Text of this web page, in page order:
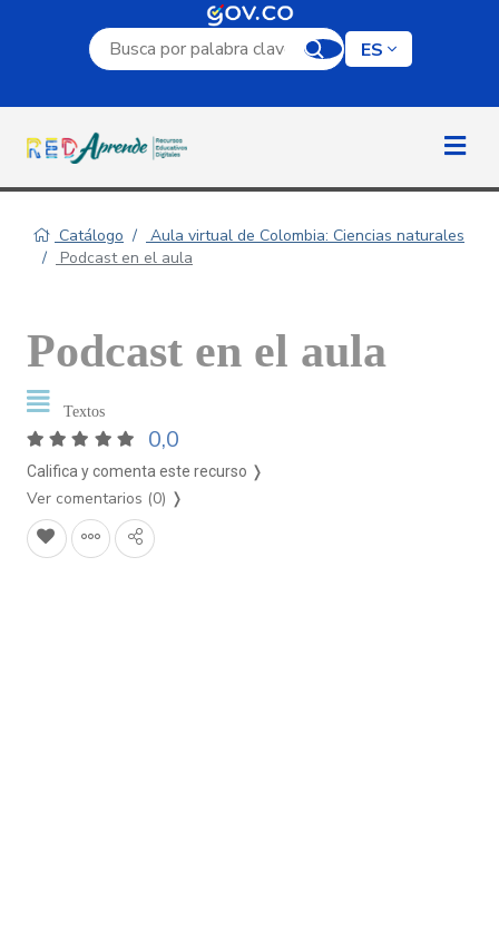
Campo de búsqueda por palabra clave
ES
Catálogo
Aula virtual de Colombia: Ciencias naturales
Podcast en el aula
Podcast en el aula
Textos
0,0
Califica y comenta este recurso ❭
Ver comentarios (0) ❭